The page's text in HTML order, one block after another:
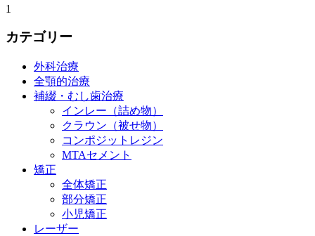
1
カテゴリー
外科治療
全顎的治療
補綴・むし歯治療
インレー（詰め物）
クラウン（被せ物）
コンポジットレジン
MTAセメント
矯正
全体矯正
部分矯正
小児矯正
レーザー